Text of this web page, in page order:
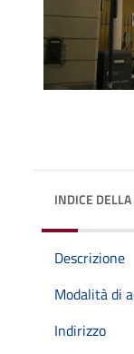
INDICE
Descrizione
Modalità di
Indirizzo